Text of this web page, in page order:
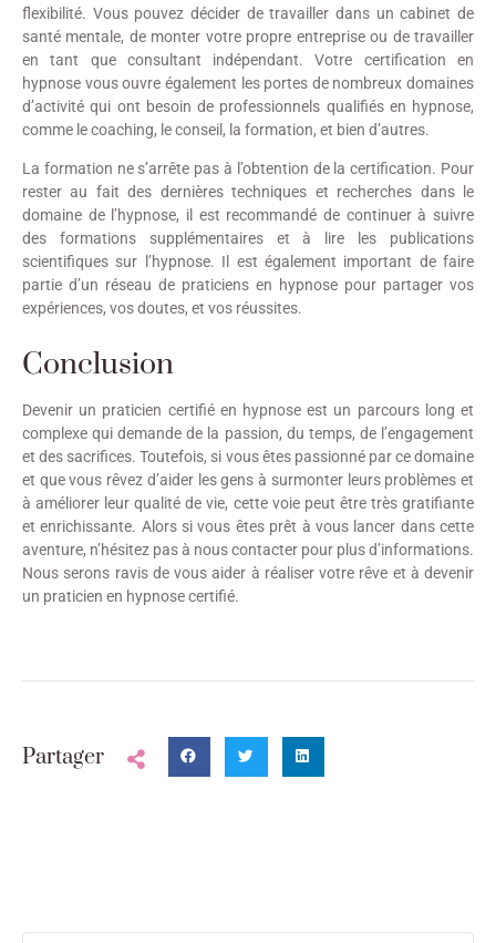
flexibilité. Vous pouvez décider de travailler dans un cabinet de
santé mentale, de monter votre propre entreprise ou de travailler
en tant que consultant indépendant. Votre certification en
hypnose vous ouvre également les portes de nombreux domaines
d’activité qui ont besoin de professionnels qualifiés en hypnose,
comme le coaching, le conseil, la formation, et bien d’autres.
La formation ne s’arrête pas à l’obtention de la certification. Pour
rester au fait des dernières techniques et recherches dans le
domaine de l’hypnose, il est recommandé de continuer à suivre
des formations supplémentaires et à lire les publications
scientifiques sur l’hypnose. Il est également important de faire
partie d’un réseau de praticiens en hypnose pour partager vos
expériences, vos doutes, et vos réussites.
Conclusion
Devenir un praticien certifié en hypnose est un parcours long et
complexe qui demande de la passion, du temps, de l’engagement
et des sacrifices. Toutefois, si vous êtes passionné par ce domaine
et que vous rêvez d’aider les gens à surmonter leurs problèmes et
à améliorer leur qualité de vie, cette voie peut être très gratifiante
et enrichissante. Alors si vous êtes prêt à vous lancer dans cette
aventure, n’hésitez pas à nous contacter pour plus d’informations.
Nous serons ravis de vous aider à réaliser votre rêve et à devenir
un praticien en hypnose certifié.
Partager